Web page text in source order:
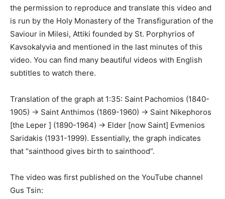
the permission to reproduce and translate this video and
is run by the Holy Monastery of the Transfiguration of the
Saviour in Milesi, Attiki founded by St. Porphyrios of
Kavsokalyvia and mentioned in the last minutes of this
video. You can find many beautiful videos with English
subtitles to watch there.
Translation of the graph at 1:35: Saint Pachomios (1840-
1905) → Saint Anthimos (1869-1960) → Saint Nikephoros
[the Leper ] (1890-1964) → Elder [now Saint] Evmenios
Saridakis (1931-1999). Essentially, the graph indicates
that “sainthood gives birth to sainthood”.
The video was first published on the YouTube channel
Gus Tsin: